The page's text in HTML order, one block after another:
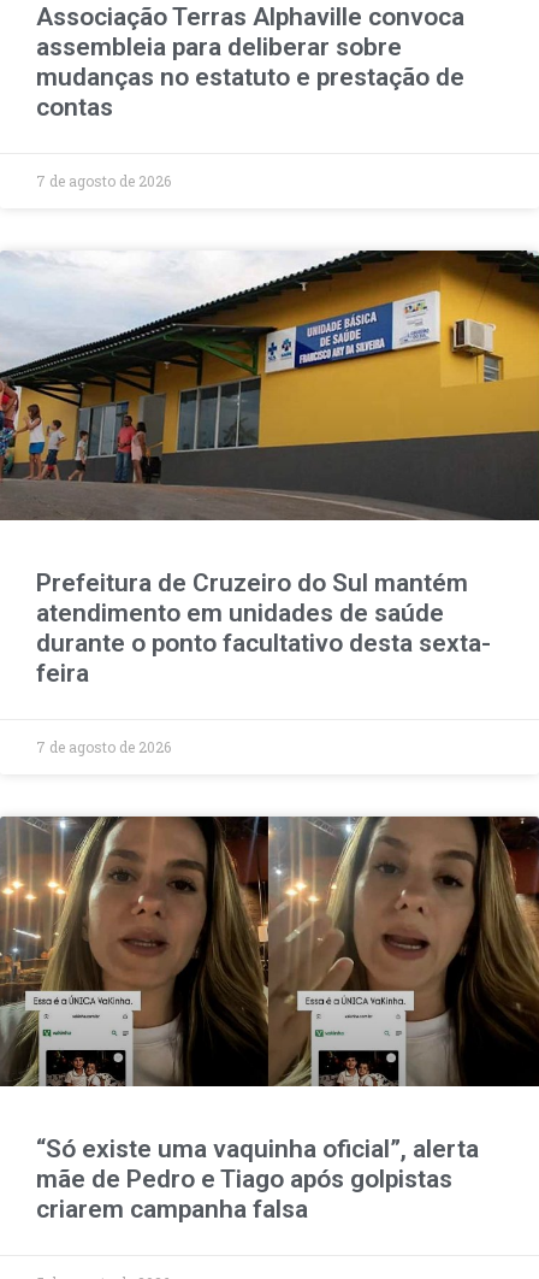
Associação Terras Alphaville convoca
assembleia para deliberar sobre
mudanças no estatuto e prestação de
contas
7 de agosto de 2026
Prefeitura de Cruzeiro do Sul mantém
atendimento em unidades de saúde
durante o ponto facultativo desta sexta-
feira
7 de agosto de 2026
“Só existe uma vaquinha oficial”, alerta
mãe de Pedro e Tiago após golpistas
criarem campanha falsa